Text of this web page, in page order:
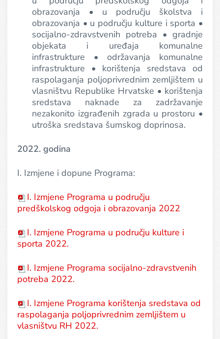
obrazovanja • u području školstva i
obrazovanja • u području kulture i sporta •
socijalno-zdravstvenih potreba • gradnje
objekata i uređaja komunalne
infrastrukture • održavanja komunalne
infrastrukture • korištenja sredstava od
raspolaganja poljoprivrednim zemljištem u
vlasništvu Republike Hrvatske • korištenja
sredstava naknade za zadržavanje
nezakonito izgrađenih zgrada u prostoru •
utroška sredstava šumskog doprinosa.
2022. godina
I. Izmjene i dopune Programa:
I. Izmjene Programa u području
predškolskog odgoja i obrazovanja 2022
I. Izmjene Programa u području kulture i
sporta 2022.
I. Izmjene Programa socijalno-zdravstvenih
potreba 2022.
I. Izmjene Programa korištenja sredstava od
raspolaganja poljoprivrednim zemljištem u
vlasništvu RH 2022.